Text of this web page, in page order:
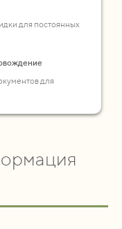
для постоянных
для